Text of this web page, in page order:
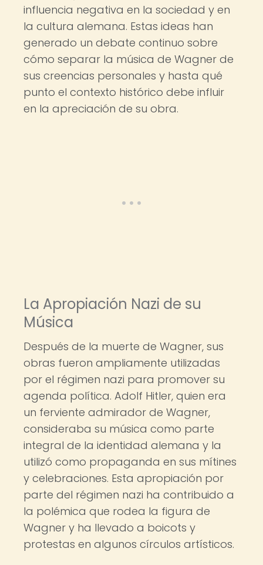
influencia negativa en la sociedad y en
la cultura alemana. Estas ideas han
generado un debate continuo sobre
cómo separar la música de Wagner de
sus creencias personales y hasta qué
punto el contexto histórico debe influir
en la apreciación de su obra.
La Apropiación Nazi de su
Música
Después de la muerte de Wagner, sus
obras fueron ampliamente utilizadas
por el régimen nazi para promover su
agenda política. Adolf Hitler, quien era
un ferviente admirador de Wagner,
consideraba su música como parte
integral de la identidad alemana y la
utilizó como propaganda en sus mítines
y celebraciones. Esta apropiación por
parte del régimen nazi ha contribuido a
la polémica que rodea la figura de
Wagner y ha llevado a boicots y
protestas en algunos círculos artísticos.